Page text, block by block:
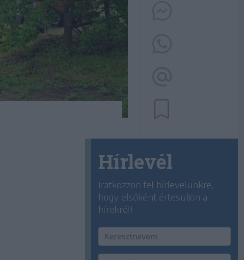
Hírlevél
Iratkozzon fel hírlevelünkre,
hogy elsőként értesüljön a
hírekről!